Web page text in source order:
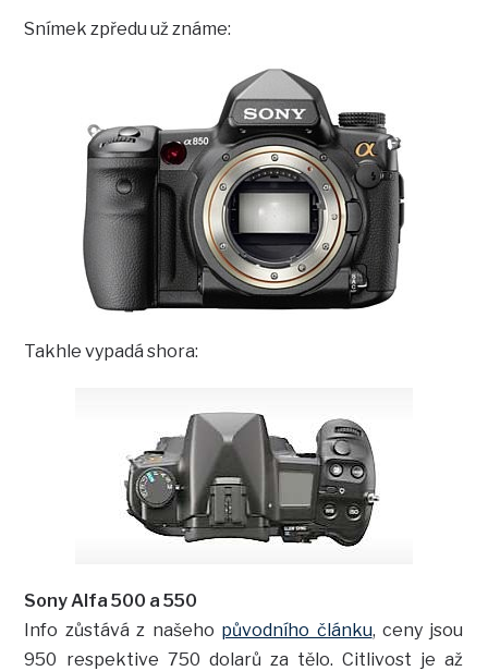
Snímek zpředu už známe:
Takhle vypadá shora:
Sony Alfa 500 a 550
Info zůstává z našeho původního článku, ceny jsou
950 respektive 750 dolarů za tělo. Citlivost je až